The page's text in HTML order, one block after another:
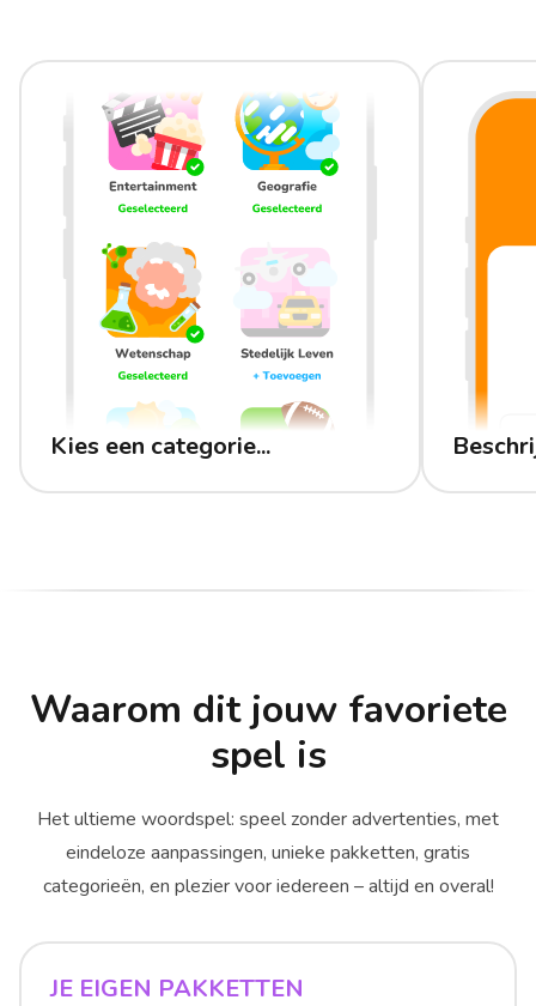
Kies een categorie...
Waarom dit jouw favoriete
spel is
Het ultieme woordspel: speel zonder advertenties, met
eindeloze aanpassingen, unieke pakketten, gratis
categorieën, en plezier voor iedereen – altijd en overal!
JE EIGEN PAKKETTEN